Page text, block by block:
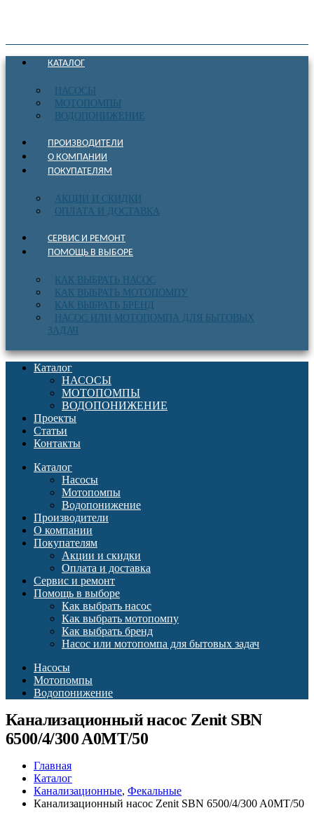
КАТАЛОГ
НАСОСЫ
МОТОПОМПЫ
ВОДОПОНИЖЕНИЕ
ПРОИЗВОДИТЕЛИ
О КОМПАНИИ
ПОКУПАТЕЛЯМ
АКЦИИ И СКИДКИ
ОПЛАТА И ДОСТАВКА
СЕРВИС И РЕМОНТ
ПОМОЩЬ В ВЫБОРЕ
КАК ВЫБРАТЬ НАСОС
КАК ВЫБРАТЬ МОТОПОМПУ
КАК ВЫБРАТЬ БРЕНД
НАСОС ИЛИ МОТОПОМПА ДЛЯ БЫТОВЫХ
ЗАДАЧ
Каталог
НАСОСЫ
МОТОПОМПЫ
ВОДОПОНИЖЕНИЕ
Проекты
Статьи
Контакты
Каталог
Насосы
Мотопомпы
Водопонижение
Производители
О компании
Покупателям
Акции и скидки
Оплата и доставка
Сервис и ремонт
Помощь в выборе
Как выбрать насос
Как выбрать мотопомпу
Как выбрать бренд
Насос или мотопомпа для бытовых задач
Насосы
Мотопомпы
Водопонижение
Канализационный насос Zenit SBN
6500/4/300 A0MT/50
Главная
Каталог
Канализационные, Фекальные
Канализационный насос Zenit SBN 6500/4/300 A0MT/50